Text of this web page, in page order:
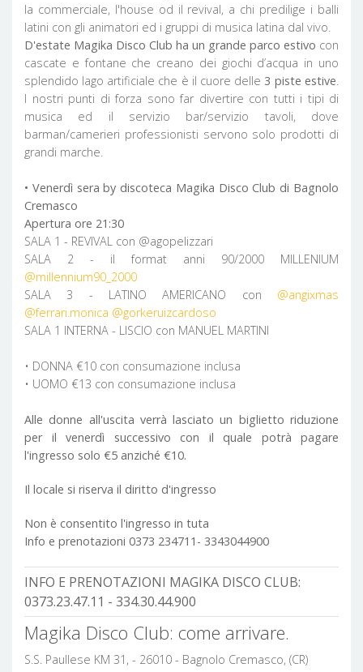
la commerciale, l'house od il revival, a chi predilige i balli
latini con gli animatori ed i gruppi di musica latina dal vivo.
D'estate Magika Disco Club ha un grande parco estivo con
cascate e fontane che creano dei giochi d’acqua in uno
splendido lago artificiale che è il cuore delle 3 piste estive
I nostri punti di forza sono far divertire con tutti i tipi di
musica ed il servizio bar/servizio tavoli, dove
barman/camerieri professionisti servono solo prodotti di
grandi marche.
• Venerdì sera by discoteca Magika Disco Club di Bagnolo
Cremasco
Apertura ore 21:30
SALA 1 - REVIVAL con @agopelizzari
SALA 2 - il format anni 90/2000 MILLENIUM
@millennium90_2000
SALA 3 - LATINO AMERICANO con @angixmas
@ferrari.monica @gorkeruizcardoso
SALA 1 INTERNA - LISCIO con MANUEL MARTINI
• DONNA €10 con consumazione inclusa
• UOMO €13 con consumazione inclusa
Alle donne all'uscita verrà lasciato un biglietto riduzione
per il venerdì successivo con il quale potrà pagare
l'ingresso solo €5 anziché €10.
Il locale si riserva il diritto d'ingresso
Non è consentito l'ingresso in tuta
Info e prenotazioni 0373 234711- 3343044900
INFO E PRENOTAZIONI MAGIKA DISCO CLUB:
0373.23.47.11 - 334.30.44.900
Magika Disco Club: come arrivare.
S.S. Paullese KM 31, - 26010 - Bagnolo Cremasco, (CR)